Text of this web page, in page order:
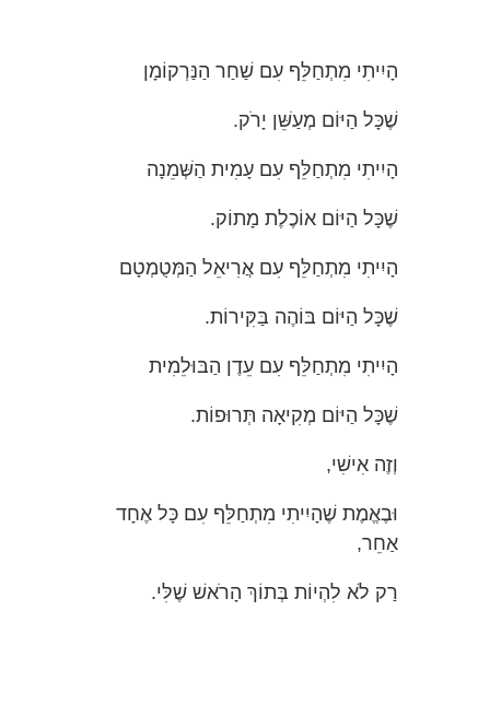
הָיִיתִי מִתְחַלֵּף עִם שַׁחַר הַנַּרְקוֹמָן
שֶׁכָּל הַיּוֹם מְעַשֵּׁן יָרֹק.
הָיִיתִי מִתְחַלֵּף עִם עָמִית הַשְּׁמֵנָה
שֶׁכָּל הַיּוֹם אוֹכֶלֶת מָתוֹק.
הָיִיתִי מִתְחַלֵּף עִם אֲרִיאֵל הַמְּטֻמְטָם
שֶׁכָּל הַיּוֹם בּוֹהֶה בַּקִּירוֹת.
הָיִיתִי מִתְחַלֵּף עִם עֵדֶן הַבּוּלֵמִית
שֶׁכָּל הַיּוֹם מְקִיאָה תְּרוּפוֹת.
וְזֶה אִישִׁי,
וּבֶאֱמֶת שֶׁהָיִיתִי מִתְחַלֵּף עִם כָּל אֶחָד
אַחֵר,
רַק לֹא לִהְיוֹת בְּתוֹךְ הָרֹאשׁ שֶׁלִּי.